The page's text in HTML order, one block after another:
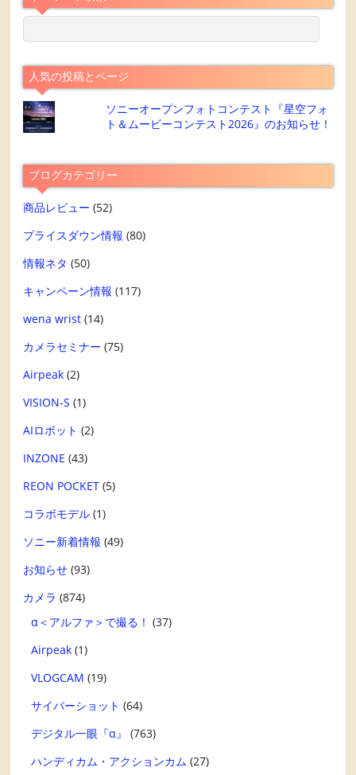
人気の投稿とページ
ソニーオープンフォトコンテスト『星空フォ
ト＆ムービーコンテスト2026』のお知らせ！
ブログカテゴリー
商品レビュー (52)
プライスダウン情報 (80)
情報ネタ (50)
キャンペーン情報 (117)
wena wrist (14)
カメラセミナー (75)
Airpeak (2)
VISION-S (1)
AIロボット (2)
INZONE (43)
REON POCKET (5)
コラボモデル (1)
ソニー新着情報 (49)
お知らせ (93)
カメラ (874)
α＜アルファ＞で撮る！ (37)
Airpeak (1)
VLOGCAM (19)
サイバーショット (64)
デジタル一眼『α』
(763)
ハンディカム・アクションカム (27)